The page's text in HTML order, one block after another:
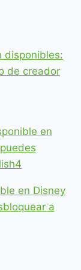
disponibles:
de creador
en Disney
a